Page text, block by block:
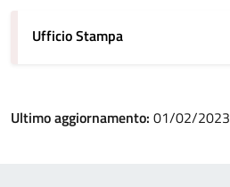
Ufficio Stampa
Ultimo aggiornamento: 01/02/2023